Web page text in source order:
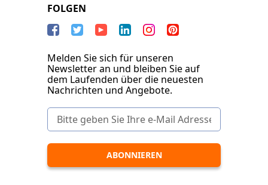
FOLGEN
Melden Sie sich für unseren
Newsletter an und bleiben Sie auf
dem Laufenden über die neuesten
Nachrichten und Angebote.